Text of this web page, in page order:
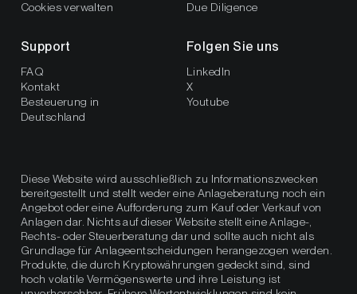
Cookies verwalten
Due Diligence
Support
FAQ
Kontakt
Besteuerung in
Deutschland
Folgen Sie uns
LinkedIn
X
Youtube
Diese Website wird ausschließlich zu Informationszwecken
bereitgestellt und stellt weder eine Anlageberatung noch ein
Angebot oder eine Aufforderung zum Kauf oder Verkauf von
Anlagen dar. Nichts auf dieser Website stellt eine Anlage-,
Rechts- oder Steuerberatung dar und sollte auch nicht als
Grundlage für Anlageentscheidungen herangezogen werden.
Produkte, die durch Kryptowährungen gedeckt sind, sind
hoch volatile Vermögenswerte und ihre Leistung ist